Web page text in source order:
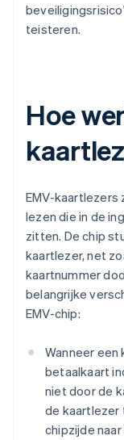
teisteren.
Hoe
EMV-kaartlezers
lezen die in de
zitten. De chip
kaartlezer, net
kaartnummer
belangrijke
EMV-chip:
Wanneer
betaalkaart
niet door de
de kaartlezer
chipzijde